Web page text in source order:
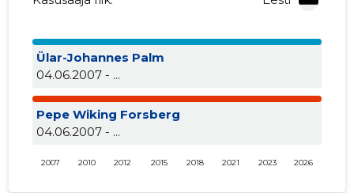
Ülar-Johannes Palm
04.06.2007 - ...
Pepe Wiking Forsberg
04.06.2007 - ...
2007 2010 2012 2015 2018 2021 2023 2026